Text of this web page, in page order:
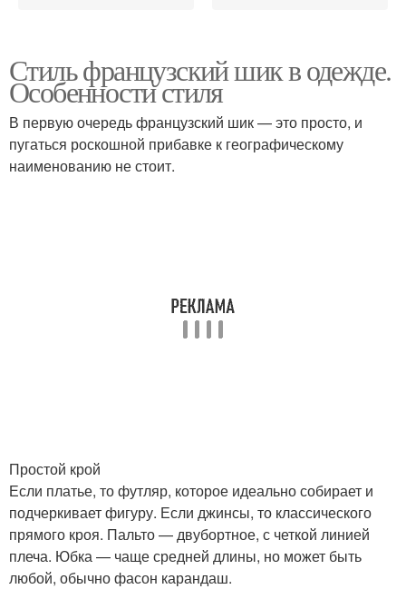
Стиль французский шик в одежде.
Особенности стиля
В первую очередь французский шик — это просто, и
пугаться роскошной прибавке к географическому
наименованию не стоит.
Простой крой
Если платье, то футляр, которое идеально собирает и
подчеркивает фигуру. Если джинсы, то классического
прямого кроя. Пальто — двубортное, с четкой линией
плеча. Юбка — чаще средней длины, но может быть
любой, обычно фасон карандаш.